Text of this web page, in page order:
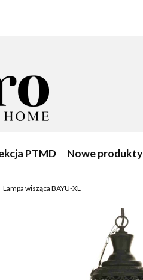
PTMD Nowe produkty
Lampa wisząca BAYU-XL